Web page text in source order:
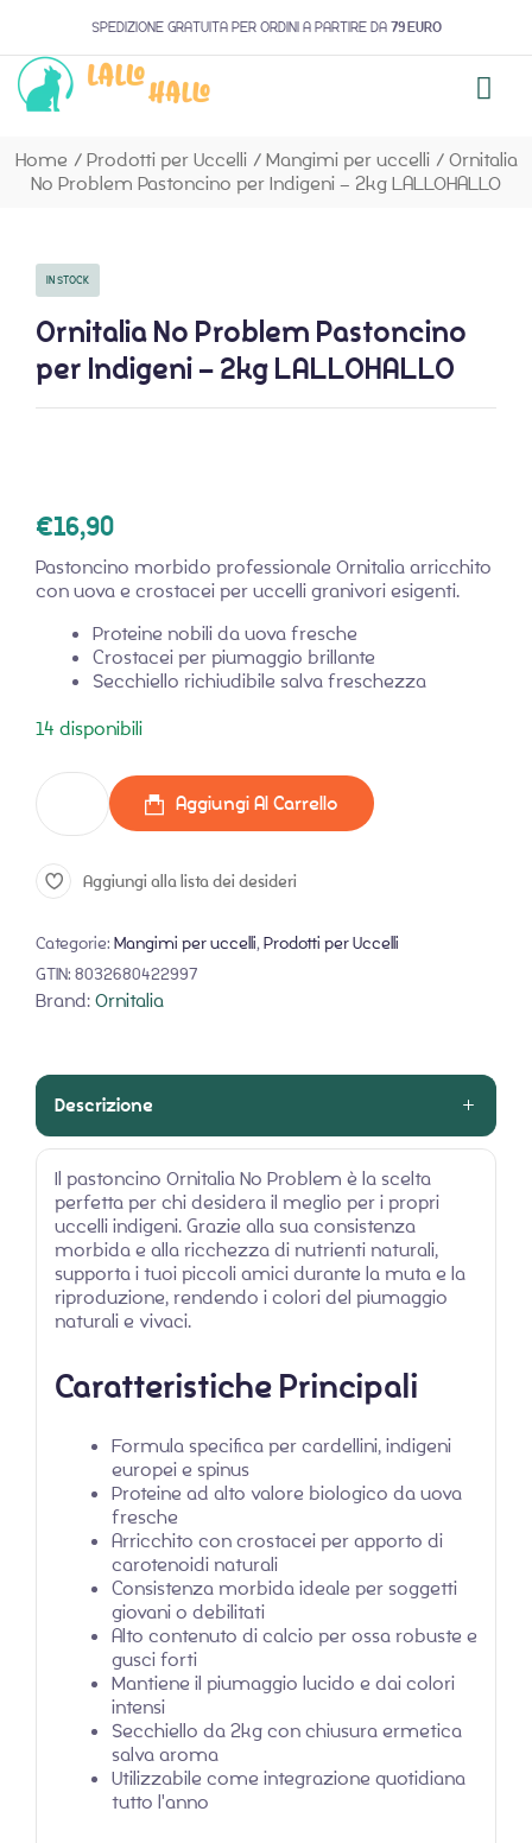
SPEDIZIONE GRATUITA PER ORDINI A PARTIRE DA 79 EURO
Home / Prodotti per Uccelli / Mangimi per uccelli / Ornitalia
No Problem Pastoncino per Indigeni – 2kg LALLOHALLO
IN STOCK
Ornitalia No Problem Pastoncino
per Indigeni – 2kg LALLOHALLO
€16,90
Pastoncino morbido professionale Ornitalia arricchito
con uova e crostacei per uccelli granivori esigenti.
Proteine nobili da uova fresche
Crostacei per piumaggio brillante
Secchiello richiudibile salva freschezza
14 disponibili
Aggiungi Al Carrello
Aggiungi alla lista dei desideri
Categorie: Mangimi per uccelli, Prodotti per Uccelli
GTIN: 8032680422997
Brand:Ornitalia
Descrizione
Il pastoncino Ornitalia No Problem è la scelta
perfetta per chi desidera il meglio per i propri
uccelli indigeni. Grazie alla sua consistenza
morbida e alla ricchezza di nutrienti naturali,
supporta i tuoi piccoli amici durante la muta e la
riproduzione, rendendo i colori del piumaggio
naturali e vivaci.
Caratteristiche Principali
Formula specifica per cardellini, indigeni
europei e spinus
Proteine ad alto valore biologico da uova
fresche
Arricchito con crostacei per apporto di
carotenoidi naturali
Consistenza morbida ideale per soggetti
giovani o debilitati
Alto contenuto di calcio per ossa robuste e
gusci forti
Mantiene il piumaggio lucido e dai colori
intensi
Secchiello da 2kg con chiusura ermetica
salva aroma
Utilizzabile come integrazione quotidiana
tutto l'anno